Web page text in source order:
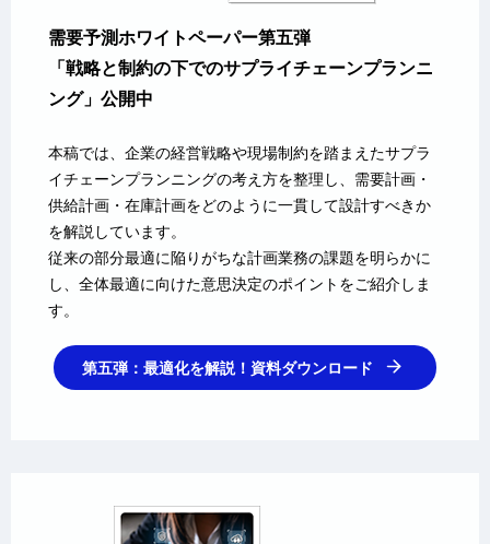
需要予測ホワイトペーパー第五弾
「戦略と制約の下でのサプライチェーンプランニ
ング」公開中
本稿では、企業の経営戦略や現場制約を踏まえたサプラ
イチェーンプランニングの考え方を整理し、需要計画・
供給計画・在庫計画をどのように一貫して設計すべきか
を解説しています。
従来の部分最適に陥りがちな計画業務の課題を明らかに
し、全体最適に向けた意思決定のポイントをご紹介しま
す。
第五弾：最適化を解説！資料ダウンロード